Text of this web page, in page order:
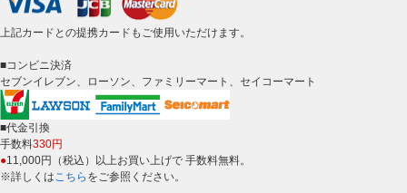
上記カードとの提携カードもご使用いただけます。
■コンビニ決済
セブンイレブン、ローソン、ファミリーマート、セイコーマート
■代金引換
手数料330円
●11,000円（税込）以上お買い上げで 手数料無料。
※詳しくはこちら をご参照ください。